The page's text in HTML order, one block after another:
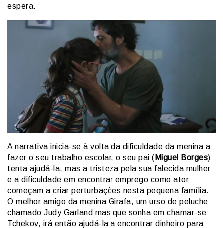
espera.
A narrativa inicia-se à volta da dificuldade da menina a
fazer o seu trabalho escolar, o seu pai ( Miguel Borges)
tenta ajudá-la, mas a tristeza pela sua falecida mulher
e a dificuldade em encontrar emprego como ator
começam a criar perturbações nesta pequena família.
O melhor amigo da menina Girafa, um urso de peluche
chamado Judy Garland mas que sonha em chamar-se
Tchekov, irá então ajudá-la a encontrar dinheiro para